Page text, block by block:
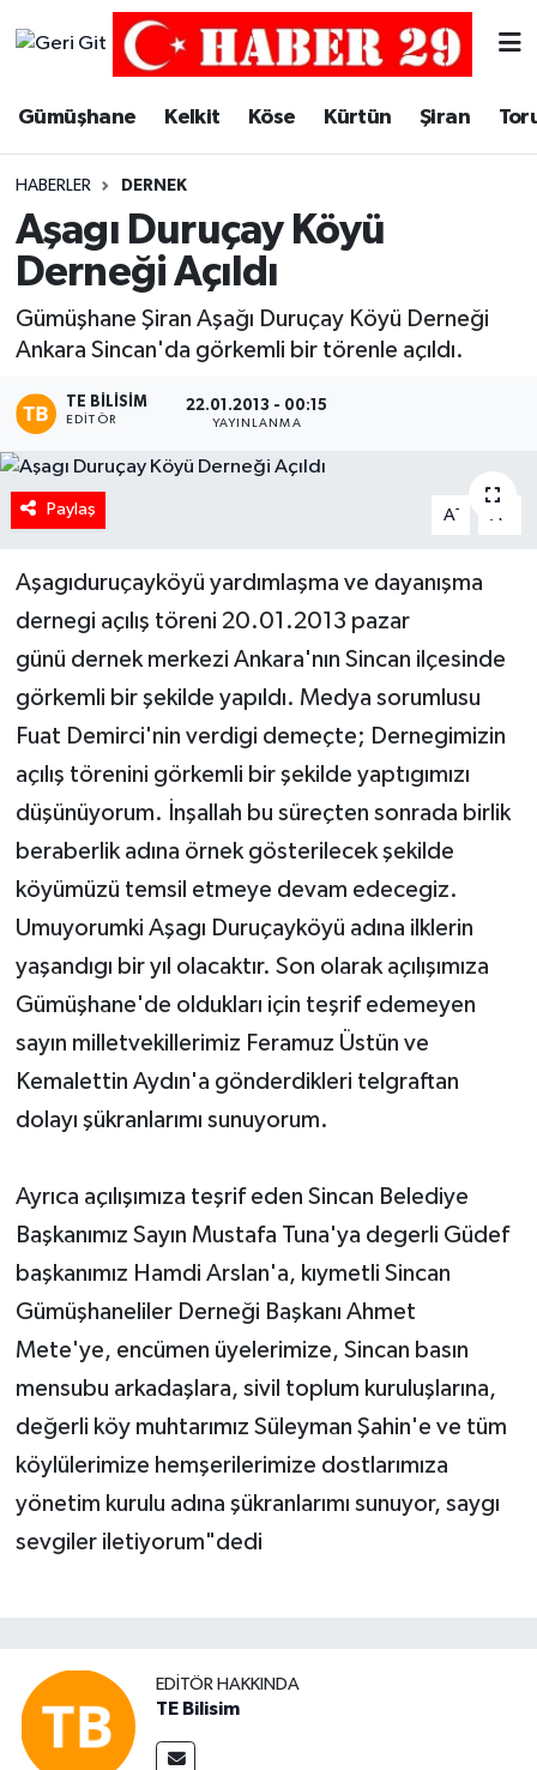
Gümüşhane Kelkit Köse Kürtün Şiran
HABERLER DERNEK
Aşagı Duruçay Köyü
Derneği Açıldı
Gümüşhane Şiran Aşağı Duruçay Köyü Derneği
Ankara Sincan'da görkemli bir törenle açıldı.
TE BILISIM
EDITÖR
22.01.2013 - 00:15
YAYINLANMA
Paylaş A- A
Aşagıduruçayköyü yardımlaşma ve dayanışma
dernegi açılış töreni 20.01.2013 pazar
günü dernek merkezi Ankara'nın Sincan ilçesinde
görkemli bir şekilde yapıldı. Medya sorumlusu
Fuat Demirci'nin verdigi demeçte; Dernegimizin
açılış törenini görkemli bir şekilde yaptıgımızı
düşünüyorum. İnşallah bu süreçten sonrada birlik
beraberlik adına örnek gösterilecek şekilde
köyümüzü temsil etmeye devam edecegiz.
Umuyorumki Aşagı Duruçayköyü adına ilklerin
yaşandıgı bir yıl olacaktır. Son olarak açılışımıza
Gümüşhane'de oldukları için teşrif edemeyen
sayın milletvekillerimiz Feramuz Üstün ve
Kemalettin Aydın'a gönderdikleri telgraftan
dolayı şükranlarımı sunuyorum.
Ayrıca açılışımıza teşrif eden Sincan Belediye
Başkanımız Sayın Mustafa Tuna'ya degerli Güdef
başkanımız Hamdi Arslan'a, kıymetli Sincan
Gümüşhaneliler Derneği Başkanı Ahmet
Mete'ye, encümen üyelerimize, Sincan basın
mensubu arkadaşlara, sivil toplum kuruluşlarına,
değerli köy muhtarımız Süleyman Şahin'e ve tüm
köylülerimize hemşerilerimize dostlarımıza
yönetim kurulu adına şükranlarımı sunuyor, saygı
sevgiler iletiyorum"dedi
EDITÖR HAKKINDA
TE Bilisim
Merkez Trafik Yoğunluk Haritası
Süper Lig Puan Durumu ve Fikstür
Tüm Manşetler
Son Dakika Haberleri
Haber Arşivi